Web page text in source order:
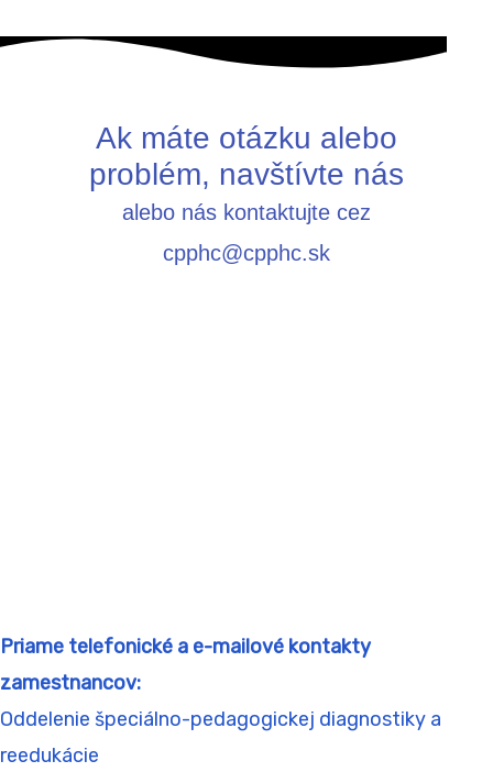
Ak máte otázku alebo
problém, navštívte nás
alebo nás kontaktujte cez
cpphc@cpphc.sk
Priame telefonické a e-mailové kontakty
zamestnancov:
Oddelenie špeciálno-pedagogickej diagnostiky a
reedukácie